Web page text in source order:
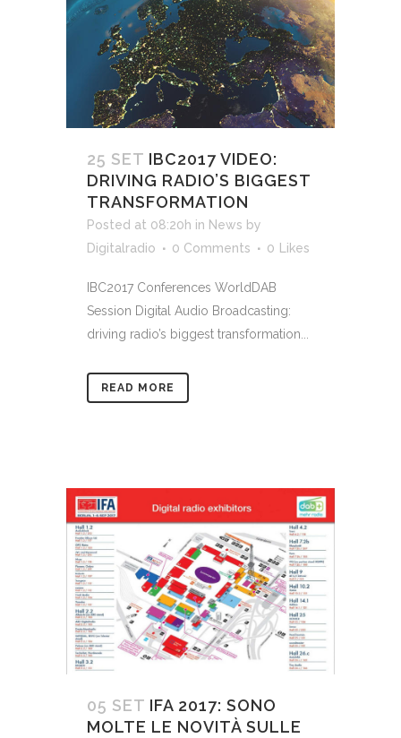
25 SET IBC2017 VIDEO:
DRIVING RADIO’S BIGGEST
TRANSFORMATION
Posted at 08:20h in News by
Digitalradio
0 Comments 0 Likes
IBC2017 Conferences WorldDAB
Session Digital Audio Broadcasting:
driving radio’s biggest transformation...
READ MORE
05 SET IFA 2017: SONO
MOLTE LE NOVITÀ SULLE